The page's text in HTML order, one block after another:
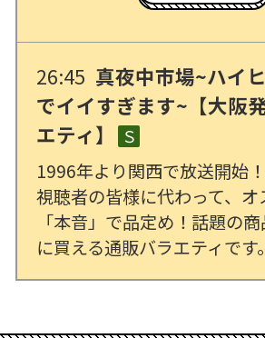
26:45 真夜中市場~ハイ
でイイすぎます~【大阪
エティ】
Ｓ
1996年より関西で放送開始
視聴者の皆様に代わって、オ
「本音」で品定め！話題の
に買える通販バラエティです。